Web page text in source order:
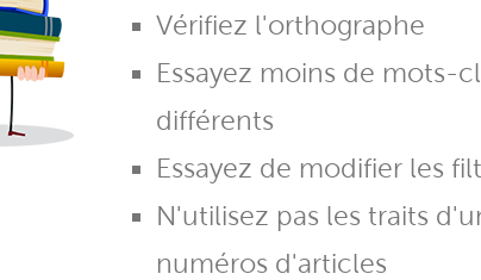
Vérifiez l'orthographe
Essayez moins de mots-
différents
Essayez de modifier les
N'utilisez pas les traits
numéros d'articles